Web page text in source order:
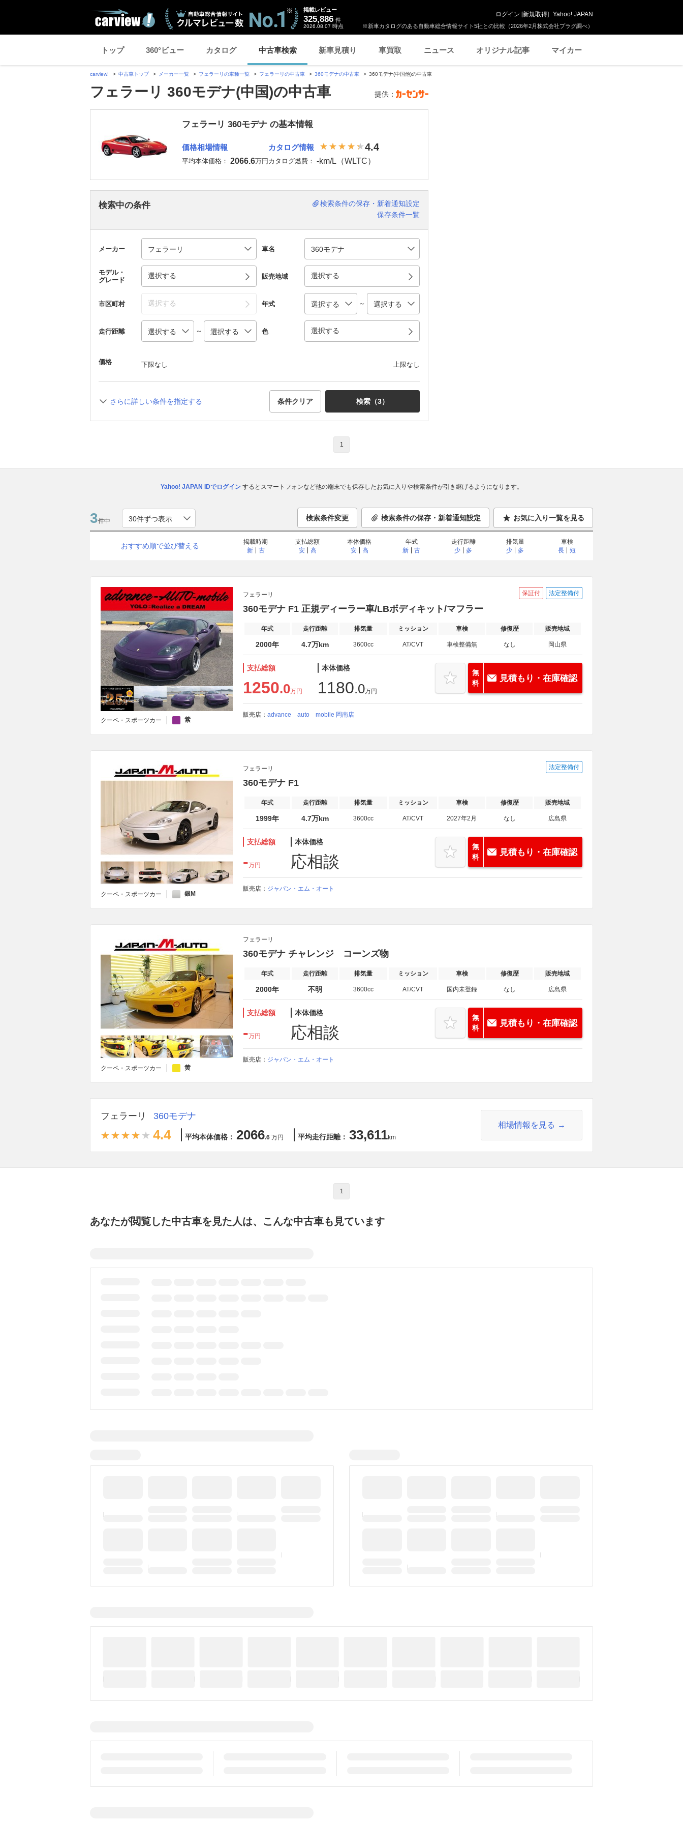
※新車カタログのある自動車総合情報サイト5社との比較（2026年2月株式会社プラグ調べ）
掲載レビュー
325,886 件
2026.08.07 時点
ログイン [新規取得] Yahoo! JAPAN
トップ 360°ビュー カタログ 中古車検索 新車見積り 車買取 ニュース オリジナル記事 マイカー
carview! 中古車トップ メーカー一覧 フェラーリの車種一覧 フェラーリの中古車 360モデナの中古車 360モデナ(中国他)の中古車
フェラーリ 360モデナ(中国)の中古車 提供：
フェラーリ 360モデナ の基本情報
価格相場情報
平均本体価格： 2066.6万円
カタログ情報 4.4
カタログ燃費： -km/L（WLTC）
検索中の条件
検索条件の保存・新着通知設定
保存条件一覧
メーカー 車名
モデル・
グレード
選択する 販売地域 選択する
市区町村 選択する 年式 ～
走行距離 ～ 色 選択する
価格 下限なし 上限なし
さらに詳しい条件を指定する 条件クリア 検索（3）
1
Yahoo! JAPAN IDでログインするとスマートフォンなど他の端末でも保存したお気に入りや検索条件が引き継げるようになります。
3件中 検索条件変更 検索条件の保存・新着通知設定 お気に入り一覧を見る
おすすめ順で並び替える
掲載時期
新
古
支払総額
安
高
本体価格
安
高
年式
新
古
走行距離
少
多
排気量
少
多
車検
長
短
クーペ・スポーツカー 紫
フェラーリ 保証付 法定整備付
360モデナ F1 正規ディーラー車/LBボディキット/マフラー
年式 走行距離 排気量 ミッション 車検 修復歴 販売地域
2000年 4.7万km 3600cc AT/CVT 車検整備無 なし 岡山県
支払総額
1250.0万円
本体価格
1180.0万円
無
料
見積もり・在庫確認
販売店： advance auto mobile 岡南店
クーペ・スポーツカー 銀M
フェラーリ 法定整備付
360モデナ F1
年式 走行距離 排気量 ミッション 車検 修復歴 販売地域
1999年 4.7万km 3600cc AT/CVT 2027年2月 なし 広島県
支払総額
-万円
本体価格
応相談
無
料
見積もり・在庫確認
販売店： ジャパン・エム・オート
クーペ・スポーツカー 黄
フェラーリ
360モデナ チャレンジ コーンズ物
年式 走行距離 排気量 ミッション 車検 修復歴 販売地域
2000年 不明 3600cc AT/CVT 国内未登録 なし 広島県
支払総額
-万円
本体価格
応相談
無
料
見積もり・在庫確認
販売店： ジャパン・エム・オート
フェラーリ 360モデナ
4.4 平均本体価格： 2066.6 万円 平均走行距離： 33,611km
相場情報を見る
1
あなたが閲覧した中古車を見た人は、こんな中古車も見ています